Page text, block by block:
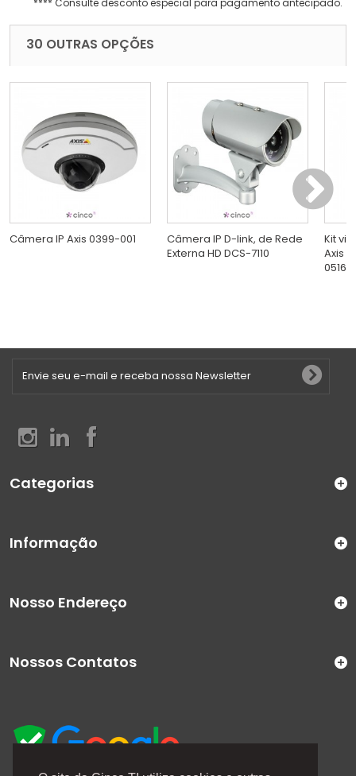
30 OUTRAS OPÇÕES
Câmera IP Axis 0399-001
Câmera IP D-link, de Rede
Externa HD DCS-7110
Kit
Axis
0516-
Categorias
Informação
Nosso Endereço
Nossos Contatos